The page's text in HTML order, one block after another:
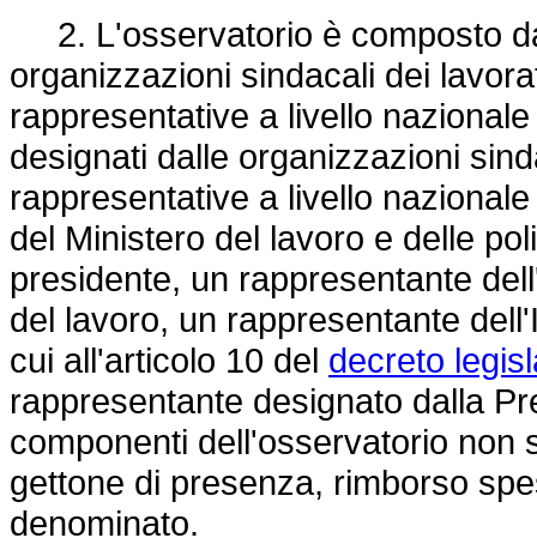
2. L'osservatorio è composto
organizzazioni sindacali dei
rappresentative a livello
designati dalle organizzazioni
rappresentative a livello
del Ministero del lavoro e delle
presidente, un rappresentante
del lavoro, un rappresentante
cui all'articolo 10 del decreto
rappresentante designato dalla
componenti dell'osservatorio non
gettone di presenza, rimborso
denominato.